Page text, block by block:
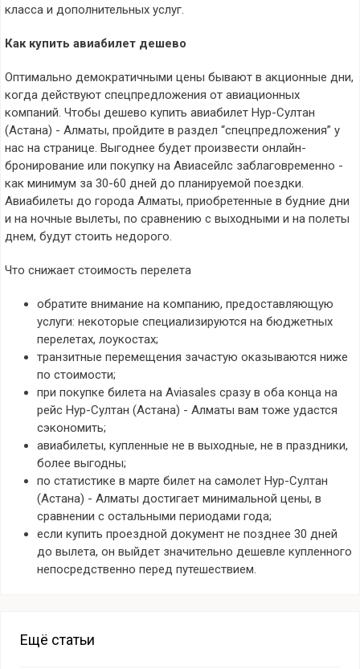
класса и дополнительных услуг.
Как купить авиабилет дешево
Оптимально демократичными цены бывают в акционные дни,
когда действуют спецпредложения от авиационных
компаний. Чтобы дешево купить авиабилет Нур-Султан
(Астана) - Алматы, пройдите в раздел “спецпредложения” у
нас на странице. Выгоднее будет произвести онлайн-
бронирование или покупку на Авиасейлс заблаговременно -
как минимум за 30-60 дней до планируемой поездки.
Авиабилеты до города Алматы, приобретенные в будние дни
и на ночные вылеты, по сравнению с выходными и на полеты
днем, будут стоить недорого.
Что снижает стоимость перелета
обратите внимание на компанию, предоставляющую
услуги: некоторые специализируются на бюджетных
перелетах, лоукостах;
транзитные перемещения зачастую оказываются ниже
по стоимости;
при покупке билета на Aviasales сразу в оба конца на
рейс Нур-Султан (Астана) - Алматы вам тоже удастся
сэкономить;
авиабилеты, купленные не в выходные, не в праздники,
более выгодны;
по статистике в марте билет на самолет Нур-Султан
(Астана) - Алматы достигает минимальной цены, в
сравнении с остальными периодами года;
если купить проездной документ не позднее 30 дней
до вылета, он выйдет значительно дешевле купленного
непосредственно перед путешествием.
Ещё статьи